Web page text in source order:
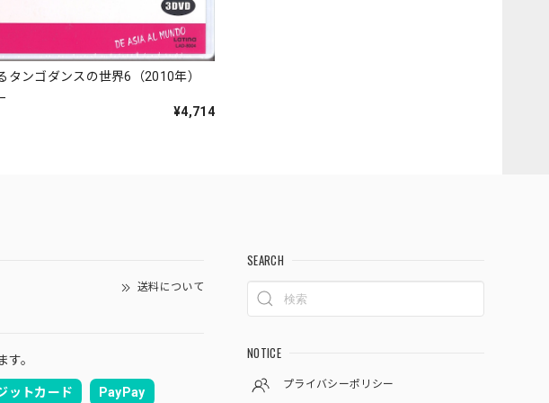
タンゴダンスの世界6（2010年）
¥4,714
送料について
。
ットカード PayPay
SEARCH
NOTICE
プライバシーポリシー